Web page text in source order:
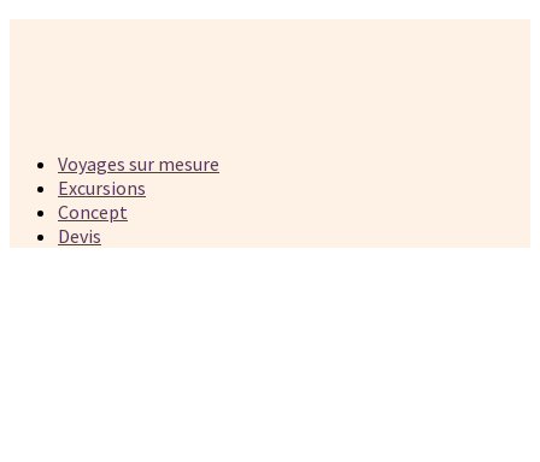
Voyages sur mesure
Excursions
Concept
Devis